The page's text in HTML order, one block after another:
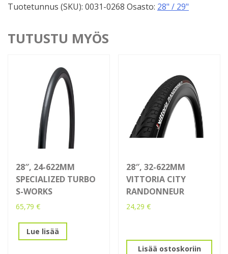
Tuotetunnus (SKU): 0031-0268 Osasto: 28" / 29"
TUTUSTU MYÖS
28″, 24-622MM
SPECIALIZED TURBO
S-WORKS
65,79 €
Lue lisää
28″, 32-622MM
VITTORIA CITY
RANDONNEUR
24,29€
Lisää ostoskoriin